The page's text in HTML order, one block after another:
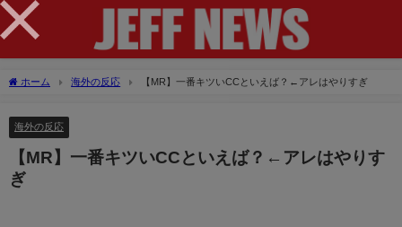
ホーム 海外の反応 【MR】一番キツいCCといえば？←アレはやりすぎ
海外の反応
【MR】一番キツいCCといえば？←アレはやりす
ぎ
×